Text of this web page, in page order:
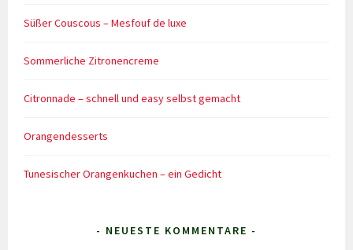
Süßer Couscous – Mesfouf de luxe
Sommerliche Zitronencreme
Citronnade – schnell und easy selbst gemacht
Orangendesserts
Tunesischer Orangenkuchen – ein Gedicht
- NEUESTE KOMMENTARE -